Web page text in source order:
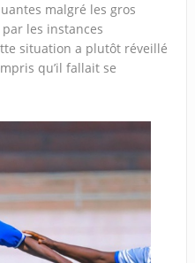
malgré les gros
les instances
situation a plutôt réveillé
qu’il fallait se